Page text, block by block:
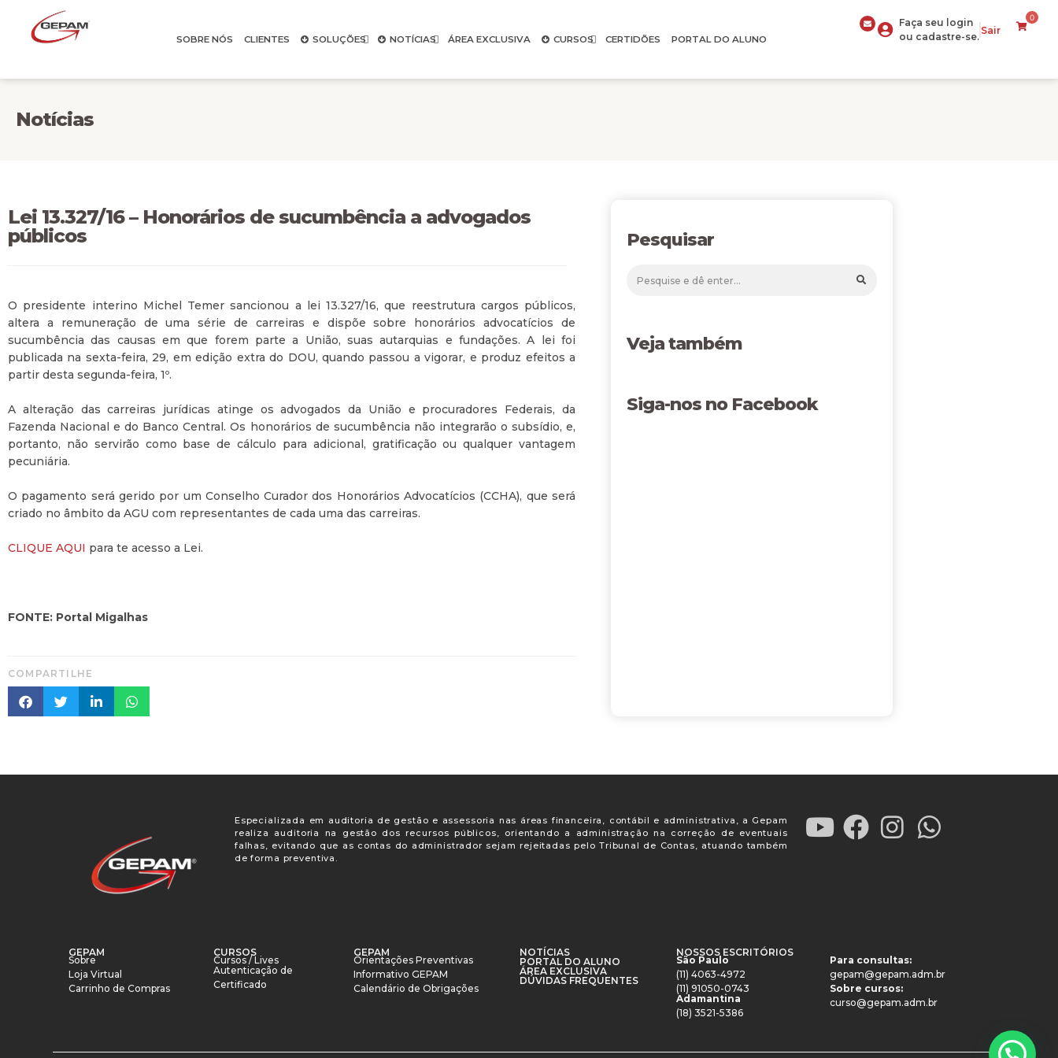
SOBRE NÓS CLIENTES SOLUÇÕES NOTÍCIAS ÁREA EXCLUSIVA CURSOS CERTIDÕES PORTAL DO ALUNO
Faça seu login
ou cadastre-se.
Sair
0
Notícias
Lei 13.327/16 – Honorários de sucumbência a advogados
públicos
O presidente interino Michel Temer sancionou a lei 13.327/16, que reestrutura cargos públicos,
altera a remuneração de uma série de carreiras e dispõe sobre honorários advocatícios de
sucumbência das causas em que forem parte a União, suas autarquias e fundações. A lei foi
publicada na sexta-feira, 29, em edição extra do DOU, quando passou a vigorar, e produz efeitos a
partir desta segunda-feira, 1º.
A alteração das carreiras jurídicas atinge os advogados da União e procuradores Federais, da
Fazenda Nacional e do Banco Central. Os honorários de sucumbência não integrarão o subsídio, e,
portanto, não servirão como base de cálculo para adicional, gratificação ou qualquer vantagem
pecuniária.
O pagamento será gerido por um Conselho Curador dos Honorários Advocatícios (CCHA), que será
criado no âmbito da AGU com representantes de cada uma das carreiras.
CLIQUE AQUI para te acesso a Lei.
FONTE: Portal Migalhas
COMPARTILHE
Pesquisar
Veja também
Siga-nos no Facebook
Especializada em auditoria de gestão e assessoria nas áreas financeira, contábil e administrativa, a Gepam
realiza auditoria na gestão dos recursos públicos, orientando a administração na correção de eventuais
falhas, evitando que as contas do administrador sejam rejeitadas pelo Tribunal de Contas, atuando também
de forma preventiva.
GEPAM
Sobre
Loja Virtual
Carrinho de Compras
CURSOS
Cursos / Lives
Autenticação de
Certificado
GEPAM
Orientações Preventivas
Informativo GEPAM
Calendário de Obrigações
NOTÍCIAS
PORTAL DO ALUNO
ÁREA EXCLUSIVA
DÚVIDAS FREQUENTES
NOSSOS ESCRITÓRIOS
São Paulo
(11) 4063-4972
(11) 91050-0743
Adamantina
(18) 3521-5386
Para consultas:
gepam@gepam.adm.br
Sobre cursos:
curso@gepam.adm.br